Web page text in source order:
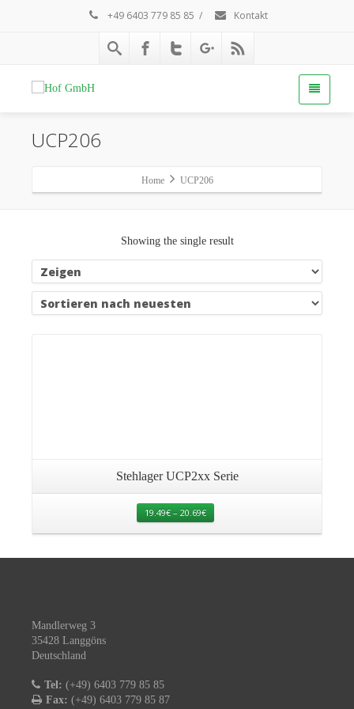
+49 6403 779 85 85 / Kontakt
UCP206
Home UCP206
Showing the single result
Stehlager UCP2xx Serie
19.49€– 20.69€
Mandlerweg 3
35428 Langgöns
Deutschland
Tel: (+49) 6403 779 85 85
Fax: (+49) 6403 779 85 87